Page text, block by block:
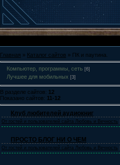
Главная » Каталог сайтов » ПК и паутина.
Компьютер, программы, сеть [6]
Лучшее для мобильных [3]
В разделе сайтов: 12
Показано сайтов: 11-12
Клуб любителей аудиокниг
От гостей и пользователей сайта Любовь и Вечность
ПРОСТО БЛОГ НИ О ЧЕМ
От гостей и пользователей сайта Любовь и Вечность